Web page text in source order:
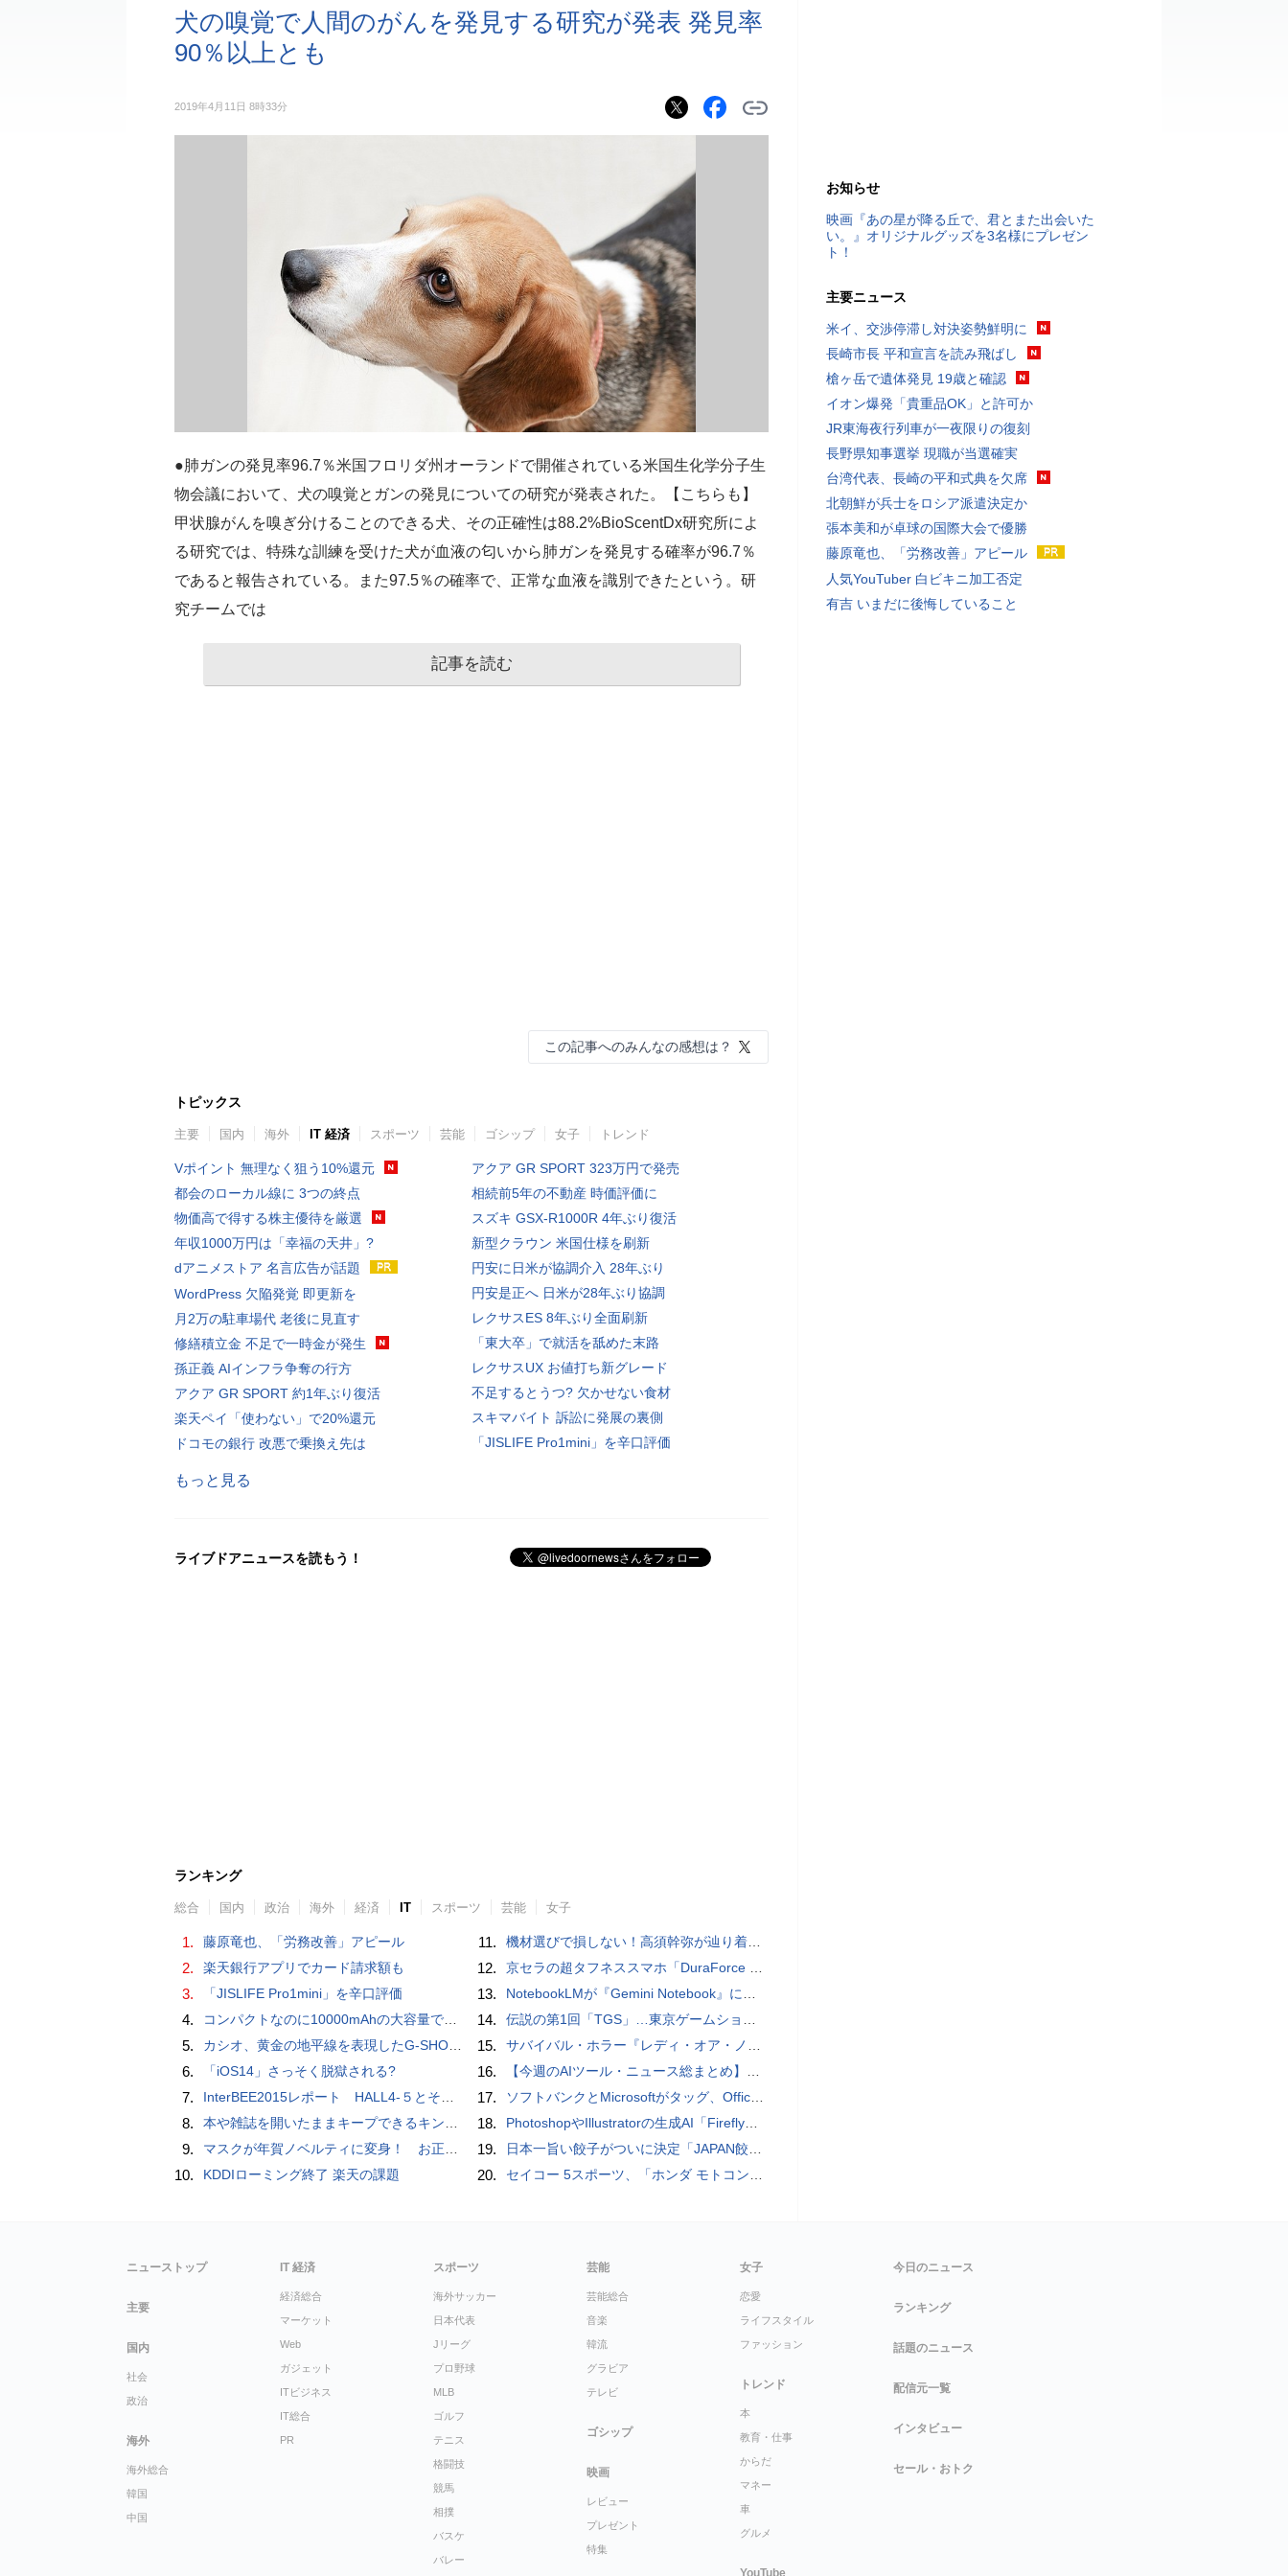
犬の嗅覚で人間のがんを発見する研究が発表 発見率
90％以上とも
2019年4月11日 8時33分
●肺ガンの発見率96.7％米国フロリダ州オーランドで開催されている米国生化学分子生
物会議において、犬の嗅覚とガンの発見についての研究が発表された。【こちらも】
甲状腺がんを嗅ぎ分けることのできる犬、その正確性は88.2%BioScentDx研究所によ
る研究では、特殊な訓練を受けた犬が血液の匂いから肺ガンを発見する確率が96.7％
であると報告されている。また97.5％の確率で、正常な血液を識別できたという。研
究チームでは
記事を読む
この記事へのみんなの感想は？
トピックス
主要 国内 海外 IT 経済 スポーツ 芸能 ゴシップ 女子 トレンド
Vポイント 無理なく狙う10%還元
都会のローカル線に 3つの終点
物価高で得する株主優待を厳選
年収1000万円は「幸福の天井」?
dアニメストア 名言広告が話題
WordPress 欠陥発覚 即更新を
月2万の駐車場代 老後に見直す
修繕積立金 不足で一時金が発生
孫正義 AIインフラ争奪の行方
アクア GR SPORT 約1年ぶり復活
楽天ペイ「使わない」で20%還元
ドコモの銀行 改悪で乗換え先は
アクア GR SPORT 323万円で発売
相続前5年の不動産 時価評価に
スズキ GSX-R1000R 4年ぶり復活
新型クラウン 米国仕様を刷新
円安に日米が協調介入 28年ぶり
円安是正へ 日米が28年ぶり協調
レクサスES 8年ぶり全面刷新
「東大卒」で就活を舐めた末路
レクサスUX お値打ち新グレード
不足するとうつ? 欠かせない食材
スキマバイト 訴訟に発展の裏側
「JISLIFE Pro1mini」を辛口評価
もっと見る
ライブドアニュースを読もう！
ランキング
総合 国内 政治 海外 経済 IT スポーツ 芸能 女子
1. 藤原竜也、「労務改善」アピール
2. 楽天銀行アプリでカード請求額も
3. 「JISLIFE Pro1mini」を辛口評価
4. コンパクトなのに10000mAhの大容量で最大3台のデバイスを同時充電できる半固体モバイルバッテリー「SMARTCOBY Pro SLIM SS」レビュー
5. カシオ、黄金の地平線を表現したG-SHOCK「MASTER IN HORIZON GOLD」3モデル
6. 「iOS14」さっそく脱獄される?
7. InterBEE2015レポート HALL4-５とその他
8. 本や雑誌を開いたままキープできるキングジムのブッククリップ「ツイップ」レビュー、 伸縮してA6～B5判に対応
9. マスクが年賀ノベルティに変身！ お正月特別パッケージの注文受付開始
10. KDDIローミング終了 楽天の課題
11. 機材選びで損しない！高須幹弥が辿り着いた「大当り」の神マイクとは
12. 京セラの超タフネススマホ「DuraForce PRO 2」はアクションカムとしても優秀
13. NotebookLMが『Gemini Notebook』に大リニューアル！自らコードを書いてデータ分析もできる、Gemini連携＆全機能を完全解説！
14. 伝説の第1回「TGS」…東京ゲームショウ&#039;96と、当時のベストゲーム10本：レトロゲーム浪漫街道
15. サバイバル・ホラー『レディ・オア・ノット 2』の新本編映像、【バスタイム編】が公開
16. 【今週のAIツール・ニュース総まとめ】ChatGPT GPT-5.6の大規模アップデート、Claude Codeの最新機能、GoogleのAI部門が過去最大級の組織再編など
17. ソフトバンクとMicrosoftがタッグ、Officeツール「Teams」に03電話を統合
18. PhotoshopやIllustratorの生成AI「Firefly」がクレジット制を導入し有料プランでも画像生成枚数が制限されるように
19. 日本一旨い餃子がついに決定「JAPAN餃子大賞2026」授賞式 / コードレスでどこでも使える、電動エアダスター【まとめ記事】
20. セイコー 5スポーツ、「ホンダ モトコンポ」とのコラボレーション限定モデル / スタミナ満点の「鉄板ワイルドからテキ定食」【まとめ記事】
お知らせ
映画『あの星が降る丘で、君とまた出会いた
い。』オリジナルグッズを3名様にプレゼン
ト！
主要ニュース
米イ、交渉停滞し対決姿勢鮮明に
長崎市長 平和宣言を読み飛ばし
槍ヶ岳で遺体発見 19歳と確認
イオン爆発「貴重品OK」と許可か
JR東海夜行列車が一夜限りの復刻
長野県知事選挙 現職が当選確実
台湾代表、長崎の平和式典を欠席
北朝鮮が兵士をロシア派遣決定か
張本美和が卓球の国際大会で優勝
藤原竜也、「労務改善」アピール
人気YouTuber 白ビキニ加工否定
有吉 いまだに後悔していること
ニューストップ
主要
国内
社会
政治
海外
海外総合
韓国
中国
IT 経済
経済総合
マーケット
Web
ガジェット
ITビジネス
IT総合
PR
スポーツ
海外サッカー
日本代表
Jリーグ
プロ野球
MLB
ゴルフ
テニス
格闘技
競馬
相撲
バスケ
バレー
芸能
芸能総合
音楽
韓流
グラビア
テレビ
ゴシップ
映画
レビュー
プレゼント
特集
女子
恋愛
ライフスタイル
ファッション
トレンド
本
教育・仕事
からだ
マネー
車
グルメ
YouTube
今日のニュース
ランキング
話題のニュース
配信元一覧
インタビュー
セール・おトク